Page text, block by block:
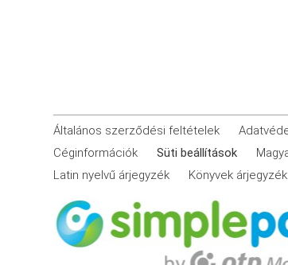
Általános szerződési feltételek
Céginformációk
Süti beállítások
Latin nyelvű árjegyzék
Könyvek árjegyzék